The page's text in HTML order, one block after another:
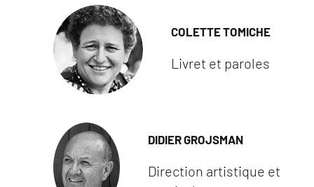
COLETTE TOMICHE
Livret et paroles
DIDIER GROJSMAN
Direction artistique et